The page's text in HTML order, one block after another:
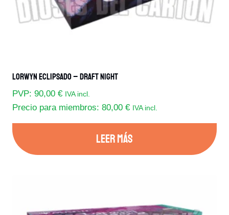
Lorwyn Eclipsado – Draft Night
PVP: 90,00 € IVA incl.
Precio para miembros: 80,00 € IVA incl.
LEER MÁS